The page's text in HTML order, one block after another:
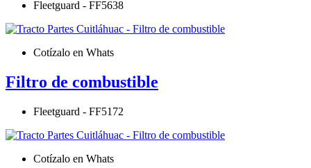
Fleetguard - FF5638
Cotízalo en Whats
Filtro de combustible
Fleetguard - FF5172
Cotízalo en Whats